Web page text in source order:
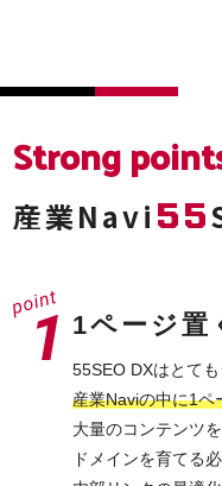
Strong
産業Navi 55
1ページ置
55SEO DXはとても
産業Naviの中に1ペ
大量のコンテンツ
ドメインを育てる